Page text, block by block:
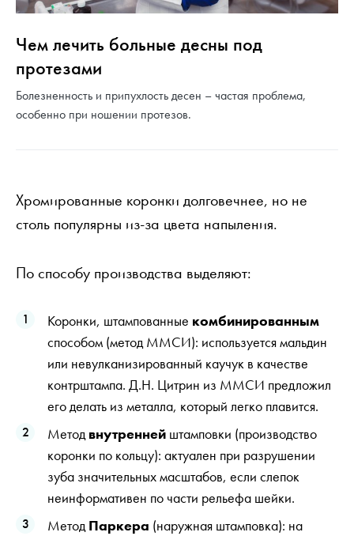
Чем лечить больные десны под
протезами
Болезненность и припухлость десен – частая проблема,
особенно при ношении протезов.
Хромированные коронки долговечнее, но не
столь популярны из-за цвета напыления.
По способу производства выделяют:
Коронки, штампованные комбинированным
способом (метод ММСИ): используется мальдин
или невулканизированный каучук в качестве
контрштампа. Д.Н. Цитрин из ММСИ предложил
его делать из металла, который легко плавится.
Методвнутренней штамповки (производство
коронки по кольцу): актуален при разрушении
зуба значительных масштабов, если слепок
неинформативен по части рельефа шейки.
МетодПаркера (наружная штамповка): на